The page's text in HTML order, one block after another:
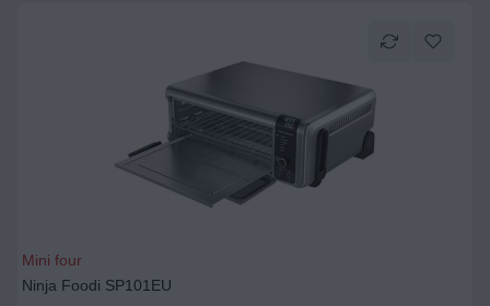
Mini four
Ninja Foodi SP101EU